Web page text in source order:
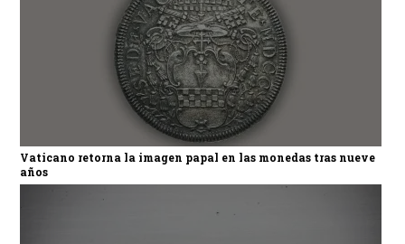
Vaticano retorna la imagen papal en las monedas tras nueve
años